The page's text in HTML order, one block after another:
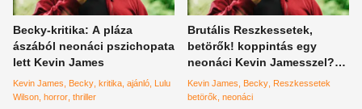
Becky-kritika: A pláza
ászából neonáci pszichopata
lett Kevin James
Kevin James Becky kritika ajánló Lulu
Wilson horror thriller
Brutális Reszkessetek,
betörők! koppintás egy
neonáci Kevin Jamesszel?
Jöhet!
Kevin James Becky Reszkessetek
betörők neonáci